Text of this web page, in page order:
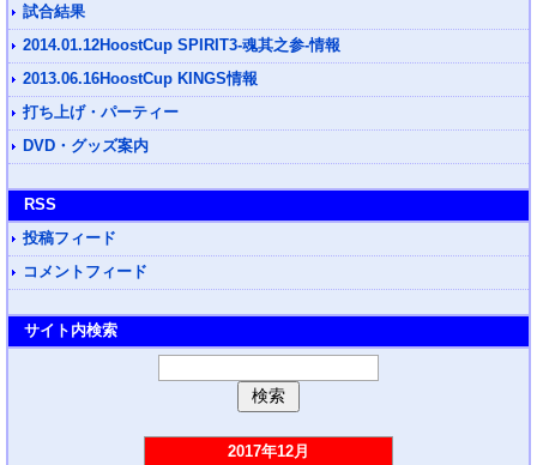
試合結果
2014.01.12HoostCup SPIRIT3-魂其之参-情報
2013.06.16HoostCup KINGS情報
打ち上げ・パーティー
DVD・グッズ案内
RSS
投稿フィード
コメントフィード
サイト内検索
2017年12月